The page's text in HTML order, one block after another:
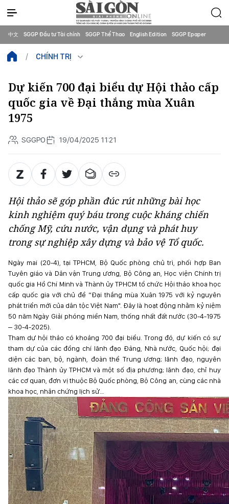
中文 SGGP Đầu tư Tài chính SGGP Thể Thao English Edition SGGP Epaper
CHÍNH TRỊ
Dự kiến 700 đại biểu dự Hội thảo cấp
quốc gia về Đại thắng mùa Xuân
1975
SGGPO 19/04/2025 11:21
Hội thảo sẽ góp phần đúc rút những bài học
kinh nghiệm quý báu trong cuộc kháng chiến
chống Mỹ, cứu nước, vận dụng và phát huy
trong sự nghiệp xây dựng và bảo vệ Tổ quốc.
Ngày mai (20-4), tại TPHCM, Bộ Quốc phòng chủ trì, phối hợp Ban
Tuyên giáo và Dân vận Trung ương, Bộ Công an, Học viện Chính trị
quốc gia Hồ Chí Minh và Thành ủy TPHCM tổ chức Hội thảo khoa học
cấp quốc gia với chủ đề “Đại thắng mùa Xuân 1975 với kỷ nguyên
phát triển mới của dân tộc Việt Nam". Đây là hoạt động nhằm kỷ niệm
50 năm Ngày Giải phóng miền Nam, thống nhất đất nước (30-4-1975
– 30-4-2025).
Tham dự hội thảo có khoảng 700 đại biểu. Trong đó, dự kiến có sự
tham dự của các đồng chí lãnh đạo Đảng, Nhà nước, Quốc hội; đại
diện các ban, bộ, ngành, đoàn thể Trung ương; lãnh đạo, nguyên
lãnh đạo Thành ủy TPHCM và một số địa phương; lãnh đạo, chỉ huy
các cơ quan, đơn vị thuộc Bộ Quốc phòng, Bộ Công an, cùng các nhà
khoa học, nhân chứng lịch sử…